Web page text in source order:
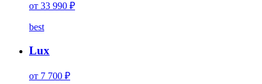
от 33 990 ₽
best
Lux
от 7 700 ₽